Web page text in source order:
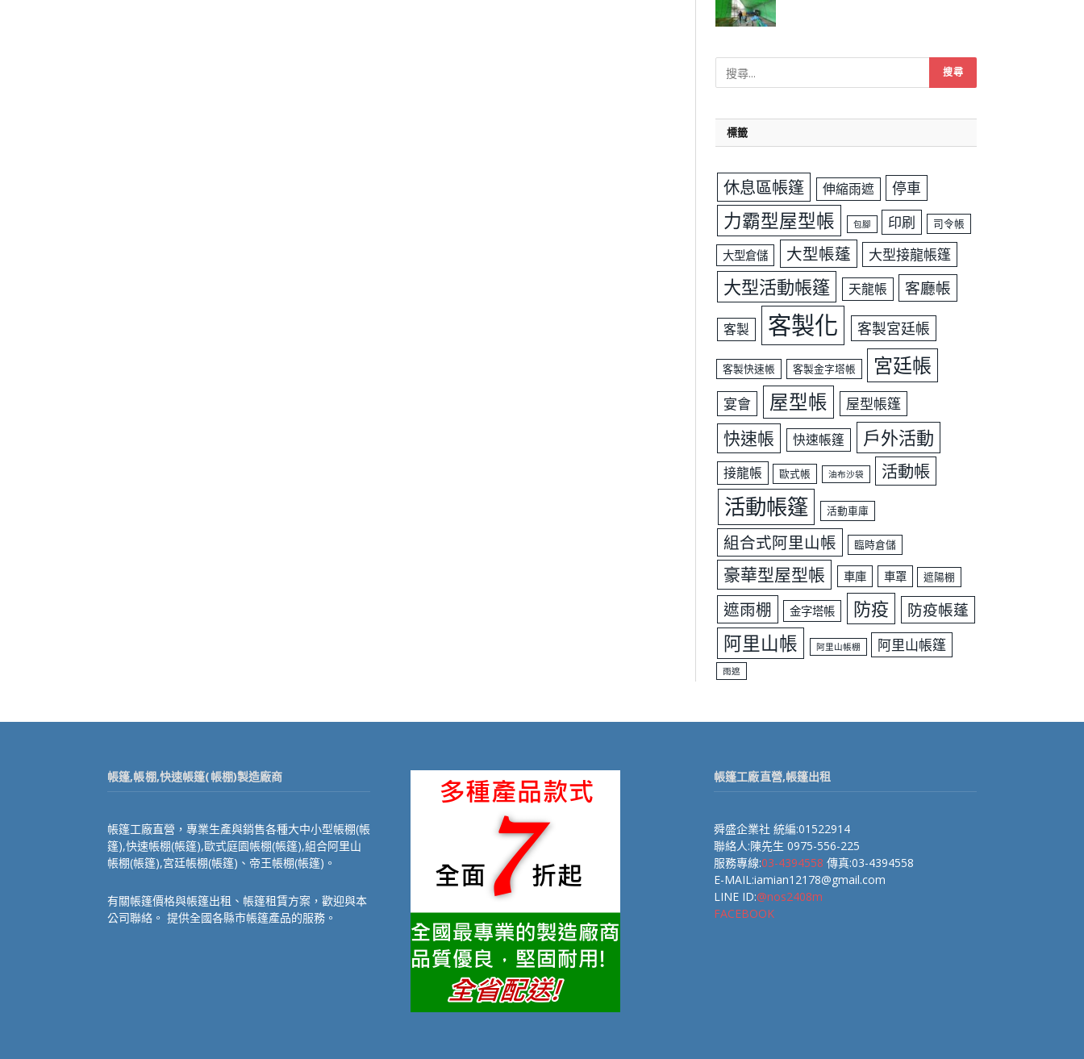
標籤
休息區帳篷 伸縮雨遮 停車
力霸型屋型帳 包腳 印刷 司令帳
大型倉儲 大型帳蓬 大型接龍帳篷
大型活動帳篷 天龍帳 客廳帳
客製 客製化 客製宮廷帳
客製快速帳 客製金字塔帳 宮廷帳
宴會 屋型帳 屋型帳篷
快速帳 快速帳篷 戶外活動
接龍帳 歐式帳 油布沙袋 活動帳
活動帳篷 活動車庫
組合式阿里山帳 臨時倉儲
豪華型屋型帳 車庫 車罩 遮陽棚
遮雨棚 金字塔帳 防疫 防疫帳蓬
阿里山帳 阿里山帳棚 阿里山帳篷
雨遮
帳篷,帳棚,快速帳篷(帳棚)製造廠商
帳篷工廠直營，專業生產與銷售各種大中小型帳棚(帳
篷),快速帳棚(帳篷),歐式庭園帳棚(帳篷),組合阿里山
帳棚(帳篷),宮廷帳棚(帳篷)、帝王帳棚(帳篷)。
有關帳篷價格與帳篷出租、帳篷租賃方案，歡迎與本
公司聯絡。 提供全國各縣市帳篷產品的服務。
帳篷工廠直營,帳篷出租
舜盛企業社 統編:01522914
聯絡人:陳先生 0975-556-225
服務專線:03-4394558 傳真:03-4394558
E-MAIL:iamian12178@gmail.com
LINE ID:@nos2408m
FACEBOOK